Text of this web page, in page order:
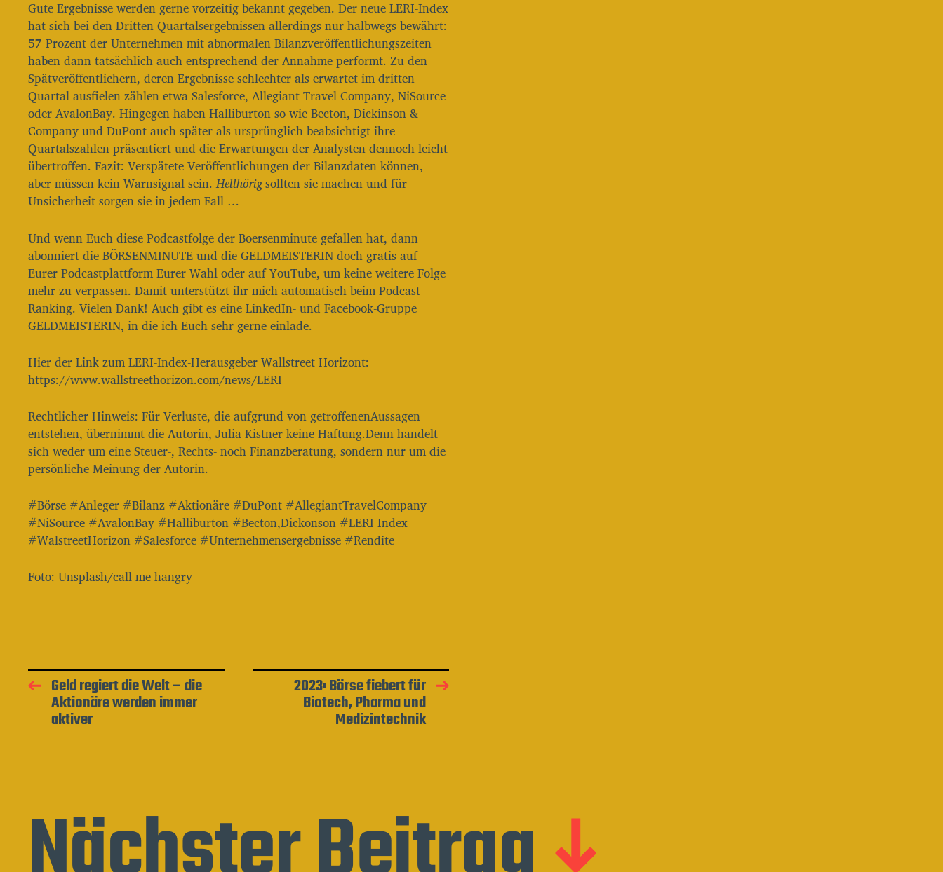
e
r
b
n
u
t
z
,
u
m
L
a
t
s
t
e
g
e
Gute Ergebnisse werden gerne vorzeitig bekannt gegeben. Der neue LERI-Index
hat sich bei den Dritten-Quartalsergebnissen allerdings nur halbwegs bewährt:
57 Prozent der Unternehmen mit abnormalen Bilanzveröffentlichungszeiten
haben dann tatsächlich auch entsprechend der Annahme performt. Zu den
Spätveröffentlichern, deren Ergebnisse schlechter als erwartet im dritten
Quartal ausfielen zählen etwa Salesforce, Allegiant Travel Company, NiSource
oder AvalonBay. Hingegen haben Halliburton so wie Becton, Dickinson &
Company und DuPont auch später als ursprünglich beabsichtigt ihre
Quartalszahlen präsentiert und die Erwartungen der Analysten dennoch leicht
übertroffen. Fazit: Verspätete Veröffentlichungen der Bilanzdaten können,
aber müssen kein Warnsignal sein.Hellhörigsollten sie machen und für
Unsicherheit sorgen sie in jedem Fall …
Und wenn Euch diese Podcastfolge der Boersenminute gefallen hat, dann
abonniert die BÖRSENMINUTE und die GELDMEISTERIN doch gratis auf
Eurer Podcastplattform Eurer Wahl oder auf YouTube, um keine weitere Folge
mehr zu verpassen. Damit unterstützt ihr mich automatisch beim Podcast-
Ranking. Vielen Dank! Auch gibt es eine LinkedIn- und Facebook-Gruppe
GELDMEISTERIN, in die ich Euch sehr gerne einlade.
Hier der Link zum LERI-Index-Herausgeber Wallstreet Horizont:
https://www.wallstreethorizon.com/news/LERI
Rechtlicher Hinweis: Für Verluste, die aufgrund von getroffenenAussagen
entstehen, übernimmt die Autorin, Julia Kistner keine Haftung.Denn handelt
sich weder um eine Steuer-, Rechts- noch Finanzberatung, sondern nur um die
persönliche Meinung der Autorin.
#Börse #Anleger #Bilanz #Aktionäre #DuPont #AllegiantTravelCompany
#NiSource #AvalonBay #Halliburton #Becton,Dickonson #LERI-Index
#WalstreetHorizon #Salesforce #Unternehmensergebnisse #Rendite
Foto: Unsplash/call me hangry
Geld regiert die Welt – die
Aktionäre werden immer
aktiver
2023: Börse fiebert für
Biotech, Pharma und
Medizintechnik